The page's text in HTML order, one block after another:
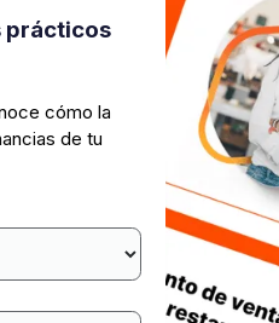
prácticos
cómo la
de tu